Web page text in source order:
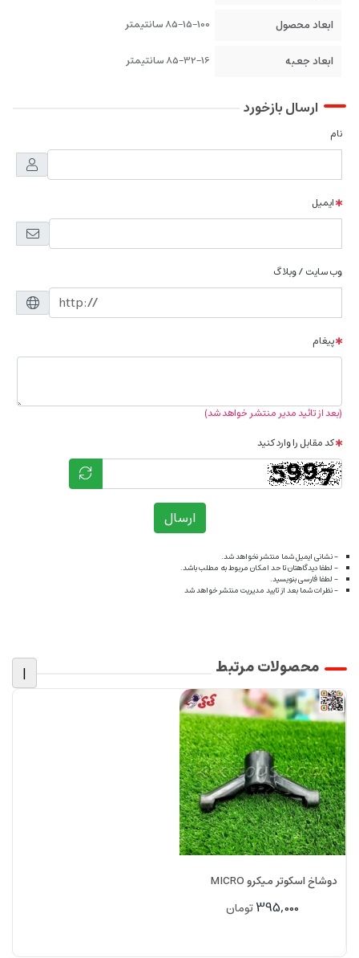
ابعاد محصول 85-15-100 سانتیمتر
ابعاد جعبه 85-32-16 سانتیمتر
ارسال بازخورد
نام
ایمیل
وب سایت / وبلاگ
پیغام
(بعد از تائید مدیر منتشر خواهد شد)
کد مقابل را وارد کنید
ارسال
- نشانی ایمیل شما منتشر نخواهد شد.
- لطفا دیدگاهتان تا حد امکان مربوط به مطلب باشد.
- لطفا فارسی بنویسید.
- نظرات شما بعد از تایید مدیریت منتشر خواهد شد
محصولات مرتبط |
دوشاخ اسکوتر میکرو MICRO
395,000تومان